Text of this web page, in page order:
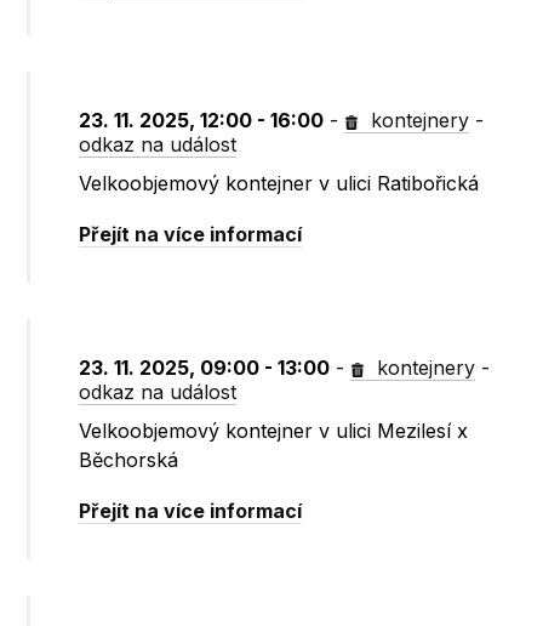
23. 11. 2025, 12:00 - 16:00 - kontejnery -
odkaz na událost
Velkoobjemový kontejner v ulici Ratibořická
Přejít na více informací
23. 11. 2025, 09:00 - 13:00 - kontejnery -
odkaz na událost
Velkoobjemový kontejner v ulici Mezilesí x
Běchorská
Přejít na více informací